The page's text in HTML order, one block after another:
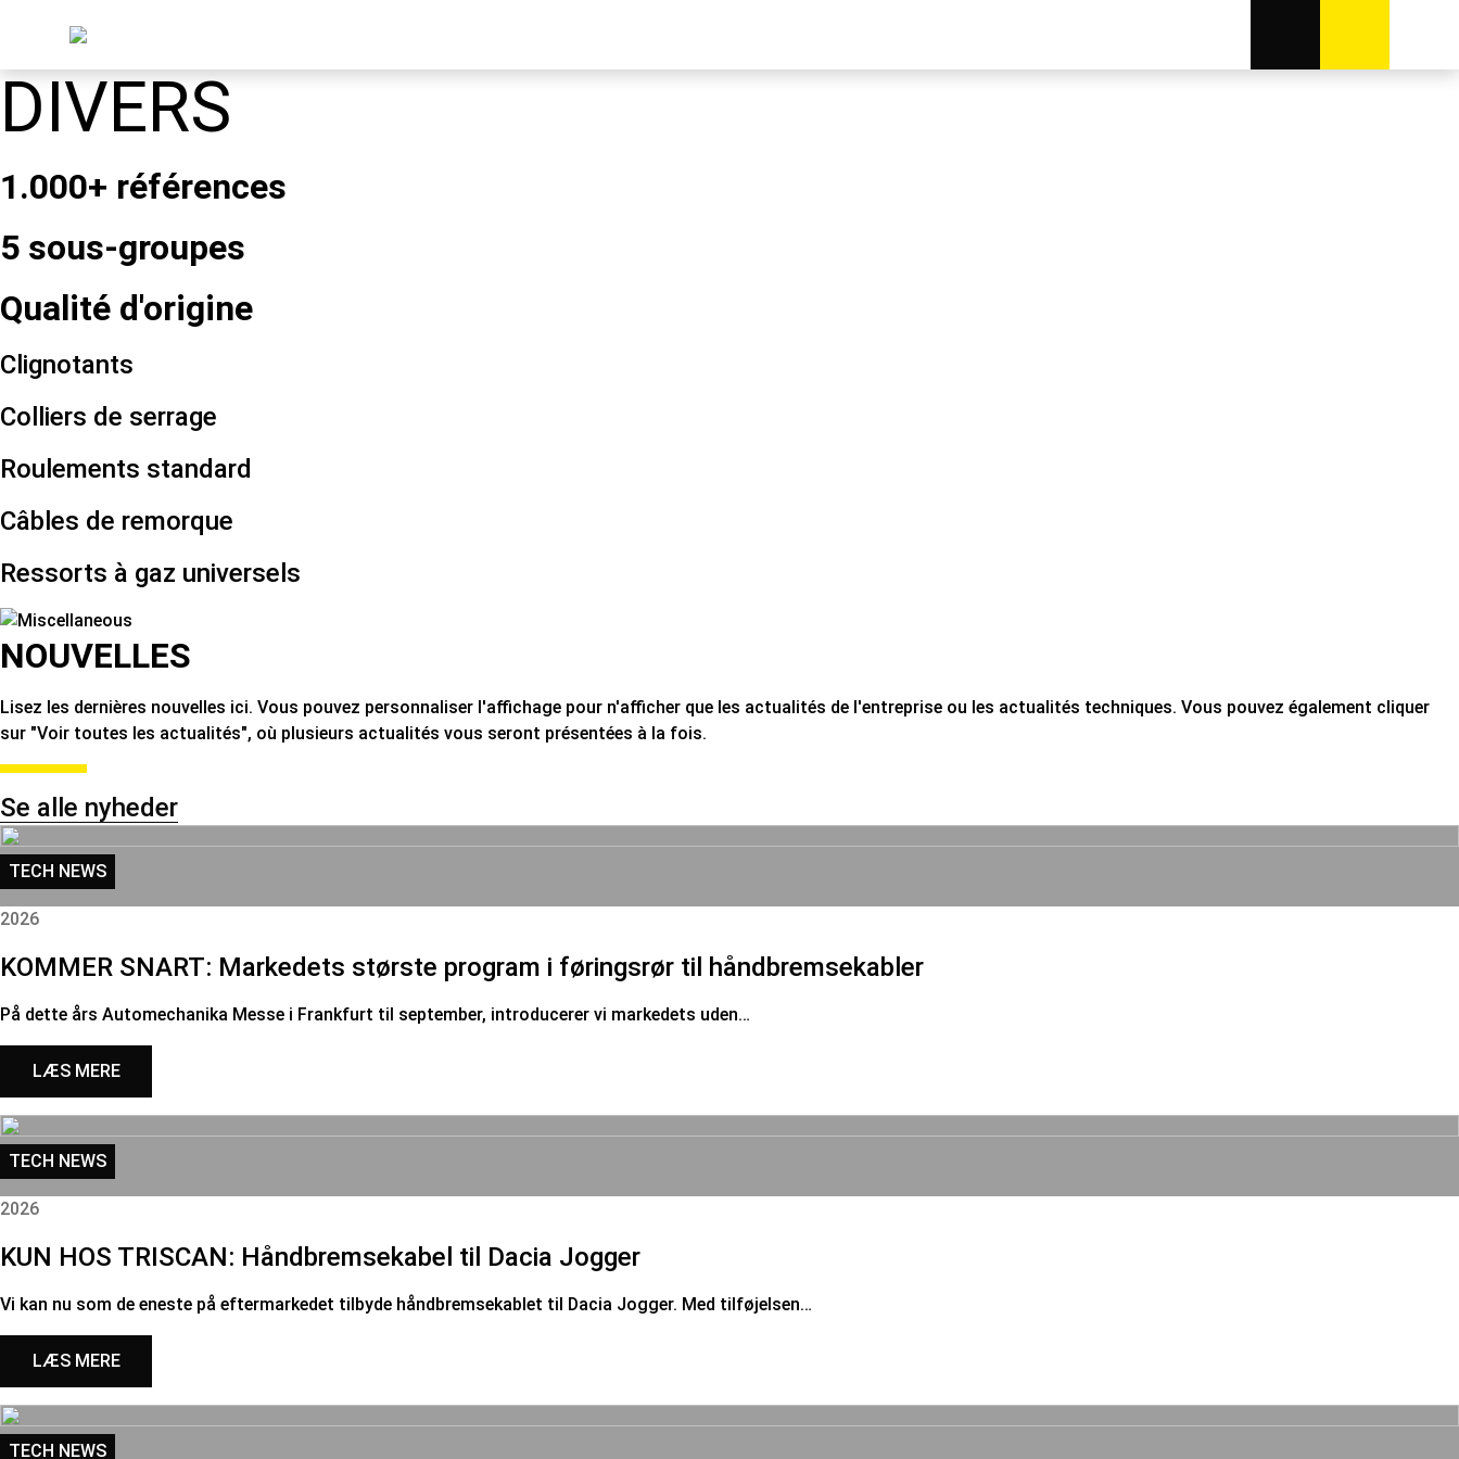
DIVERS
1.000+ références
5 sous-groupes
Qualité d'origine
Clignotants
Colliers de serrage
Roulements standard
Câbles de remorque
Ressorts à gaz universels
NOUVELLES
Lisez les dernières nouvelles ici. Vous pouvez personnaliser l'affichage pour n'afficher que les actualités de l'entreprise ou les actualités techniques. Vous pouvez également cliquer
sur "Voir toutes les actualités", où plusieurs actualités vous seront présentées à la fois.
Se alle nyheder
TECH NEWS
2026
KOMMER SNART: Markedets største program i føringsrør til håndbremsekabler
På dette års Automechanika Messe i Frankfurt til september, introducerer vi markedets uden…
LÆS MERE
TECH NEWS
2026
KUN HOS TRISCAN: Håndbremsekabel til Dacia Jogger
Vi kan nu som de eneste på eftermarkedet tilbyde håndbremsekablet til Dacia Jogger. Med tilføjelsen…
LÆS MERE
TECH NEWS